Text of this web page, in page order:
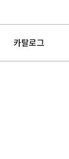
카탈로그